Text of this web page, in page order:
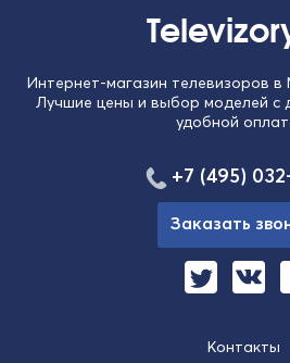
Интернет-магазин телевизоров в
Лучшие цены и выбор моделей с
удобной
Контакты
+7 (495)
Заказать